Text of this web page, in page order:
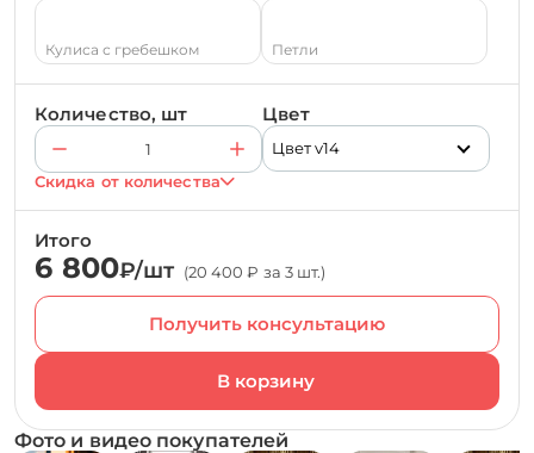
Кулиса с гребешком Петли
Количество, шт Цвет
Цвет v14
Скидка от количества
Итого
6 800₽/шт (20 400 ₽ за 3 шт.)
Получить консультацию
Фото и видео покупателей